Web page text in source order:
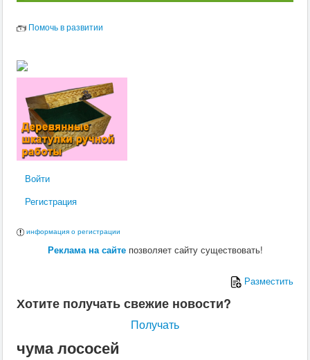
Помочь в развитии
Войти
Регистрация
информация о регистрации
Реклама на сайтепозволяет сайту существовать!
Разместить
Хотите получать свежие новости?
Получать
чума лососей